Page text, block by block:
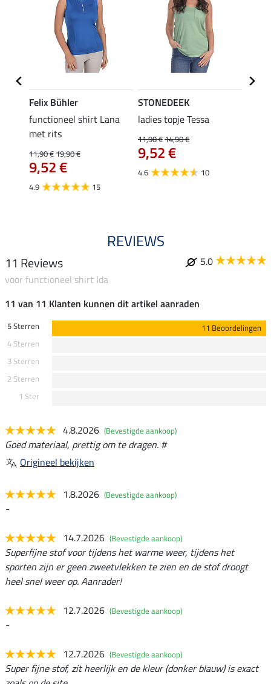
Felix Bühler
functioneel shirt Lana
met rits
11,90 €19,90 €
9,52 €
4.9 15
STONEDEEK
ladies topje Tessa
11,90 €14,90 €
9,52 €
4.6 10
REVIEWS
11 Reviews
5.0
voor functioneel shirt Ida
11 van 11 Klanten kunnen dit artikel aanraden
5 Sterren
11 Beoordelingen
4 Sterren
3 Sterren
2 Sterren
1 Ster
4.8.2026 (Bevestigde aankoop)
Goed materiaal, prettig om te dragen. #
Origineel bekijken
1.8.2026 (Bevestigde aankoop)
-
14.7.2026 (Bevestigde aankoop)
Superfijne stof voor tijdens het warme weer, tijdens het
sporten zijn er geen zweetvlekken te zien en de stof droogt
heel snel weer op. Aanrader!
12.7.2026 (Bevestigde aankoop)
-
12.7.2026 (Bevestigde aankoop)
Super fijne stof, zit heerlijk en de kleur (donker blauw) is exact